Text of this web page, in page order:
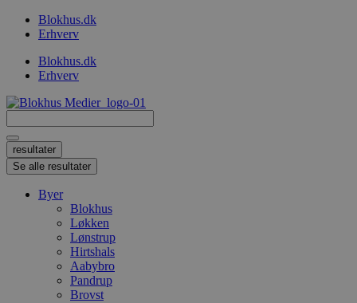
VidereBlokhus.dk
Erhverv
Blokhus.dk
Erhverv
...
resultater
Se alle resultater
Byer
Blokhus
Løkken
Lønstrup
Hirtshals
Aabybro
Pandrup
Brovst